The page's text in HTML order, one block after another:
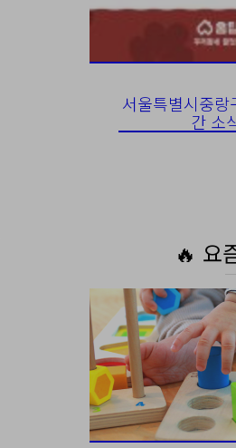
서울특별시중
간 소
🔥 요